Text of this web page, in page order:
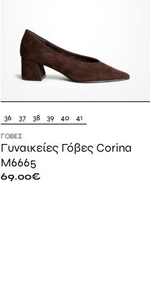
36 37 38 39 40 41
ΓΌΒΕΣ
Γυναικείες Γόβες Corina
M6665
69.00€